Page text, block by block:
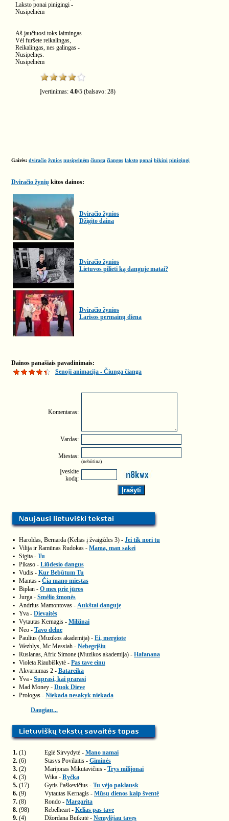
Laksto ponai pinigingi -
Nusipelnėm
Aš jaučiuosi toks laimingas
Vėl furšete reikalingas,
Reikalingas, nes galingas -
Nusipelnęs.
Nusipelnėm
Įvertinimas: 4.0/5 (balsavo: 28)
Gairės: dviračio žynios nusipelnėm čiunga čiangos laksto ponai bikini pinigingi
Dviračio žynių kitos dainos:
Dviračio žynios
Džigito daina
Dviračio žynios
Lietuvos pilieti ką danguje matai?
Dviračio žynios
Larisos permainų diena
Dainos panašiais pavadinimais:
Senoji animacija - Čiunga čianga
Komentaras:
Vardas:
Miestas:
(nebūtina)
Įveskite
kodą:
▪ Haroldas, Bernarda (Kelias į žvaigždes 3) - Jei tik nori tu
▪ Vilija ir Ramūnas Rudokas - Mama, man sakei
▪ Sigita - Tu
▪ Pikaso - Liūdesio dangus
▪ Vudis - Kur Bebūtum Tu
▪ Mantas - Čia mano miestas
▪ Biplan - O mes prie jūros
▪ Jurga - Smėlio žmonės
▪ Andrius Mamontovas - Aukštai danguje
▪ Yva - Dievaitės
▪ Vytautas Kernagis - Milžinai
▪ Neo - Tavo delne
▪ Paulius (Muzikos akademija) - Ei, mergiote
▪ Wezhlys, Mc Messiah - Nebegrįšiu
▪ Ruslanas, Afric Simone (Muzikos akademija) - Hafanana
▪ Violeta Riaubiškytė - Pas tave einu
▪ Akvariumas 2 - Batareika
▪ Yva - Suprasi, kai prarasi
▪ Mad Money - Duok Dieve
▪ Prologas - Niekada nesakyk niekada
Daugiau...
1. (1) Eglė Sirvydytė - Mano namai
2. (6) Stasys Povilaitis - Giminės
3. (2) Marijonas Mikutavičius - Trys milijonai
4. (3) Wika - Ryčka
5. (17) Gytis Paškevičius - Tu vėjo paklausk
6. (9) Vytautas Kernagis - Mūsų dienos kaip šventė
7. (8) Rondo - Margarita
8. (98) Rebelheart - Kelias pas tave
9. (4) Džordana Butkutė - Nemylėjau tavęs